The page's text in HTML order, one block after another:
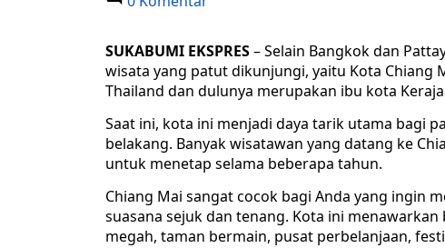
SUKABUMI EKSPRES– Selain Bangkok dan
wisata yang patut dikunjungi, yaitu Kota Chiang
Thailand dan dulunya merupakan ibu kota
Saat ini, kota ini menjadi daya tarik utama bagi
belakang. Banyak wisatawan yang datang ke
untuk menetap selama beberapa tahun.
Chiang Mai sangat cocok bagi Anda yang ingin
suasana sejuk dan tenang. Kota ini
megah, taman bermain, pusat perbelanjaan,